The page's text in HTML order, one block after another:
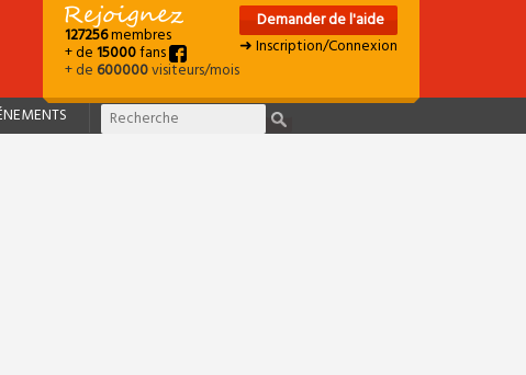
127256membres
+ de15000fans
+ de600000visiteurs/mois
Demander de l'aide
➜ Inscription/Connexion